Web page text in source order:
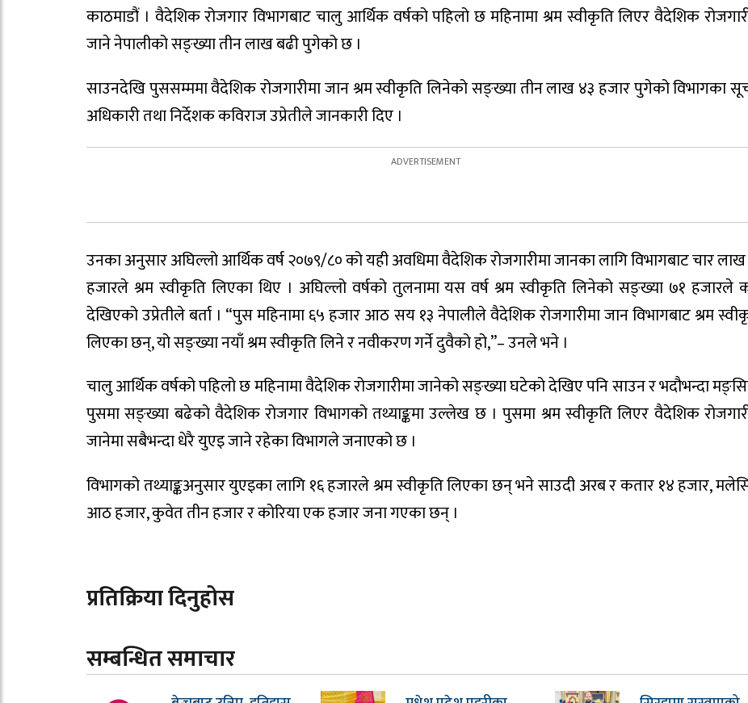
काठमाडौं । वैदेशिक रोजगार विभागबाट चालु आर्थिक वर्षको पहिलो छ महिनामा श्रम स्वीकृति लिएर वैदेशिक
जाने नेपालीको सङ्ख्या तीन लाख बढी पुगेको छ ।
साउनदेखि पुससम्ममा वैदेशिक रोजगारीमा जान श्रम स्वीकृति लिनेको सङ्ख्या तीन लाख ४३ हजार पुगेको विभागका
अधिकारी तथा निर्देशक कविराज उप्रेतीले जानकारी दिए ।
उनका अनुसार अघिल्लो आर्थिक वर्ष २०७९/८० को यही अवधिमा वैदेशिक रोजगारीमा जानका लागि विभागबाट चार
हजारले श्रम स्वीकृति लिएका थिए । अघिल्लो वर्षको तुलनामा यस वर्ष श्रम स्वीकृति लिनेको सङ्ख्या ७१ हजारले
देखिएको उप्रेतीले बर्ता । “पुस महिनामा ६५ हजार आठ सय १३ नेपालीले वैदेशिक रोजगारीमा जान विभागबाट श्रम
लिएका छन्, यो सङ्ख्या नयाँ श्रम स्वीकृति लिने र नवीकरण गर्ने दुवैको हो,”– उनले भने ।
चालु आर्थिक वर्षको पहिलो छ महिनामा वैदेशिक रोजगारीमा जानेको सङ्ख्या घटेको देखिए पनि साउन र भदौभन्दा
पुसमा सङ्ख्या बढेको वैदेशिक रोजगार विभागको तथ्याङ्कमा उल्लेख छ । पुसमा श्रम स्वीकृति लिएर वैदेशिक
जानेमा सबैभन्दा धेरै युएइ जाने रहेका विभागले जनाएको छ ।
विभागको तथ्याङ्कअनुसार युएइका लागि १६ हजारले श्रम स्वीकृति लिएका छन् भने साउदी अरब र कतार १४ हजार,
आठ हजार, कुवेत तीन हजार र कोरिया एक हजार जना गएका छन् ।
प्रतिक्रिया दिनुहोस
सम्बन्धित समाचार